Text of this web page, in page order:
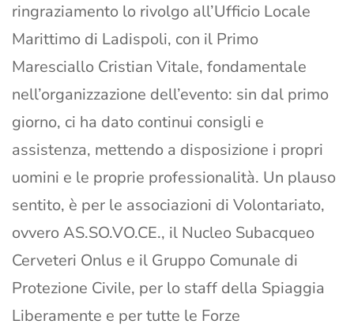
ringraziamento lo rivolgo all’Ufficio Locale
Marittimo di Ladispoli, con il Primo
Maresciallo Cristian Vitale, fondamentale
nell’organizzazione dell’evento: sin dal primo
giorno, ci ha dato continui consigli e
assistenza, mettendo a disposizione i propri
uomini e le proprie professionalità. Un plauso
sentito, è per le associazioni di Volontariato,
ovvero AS.SO.VO.CE., il Nucleo Subacqueo
Cerveteri Onlus e il Gruppo Comunale di
Protezione Civile, per lo staff della Spiaggia
Liberamente e per tutte le Forze